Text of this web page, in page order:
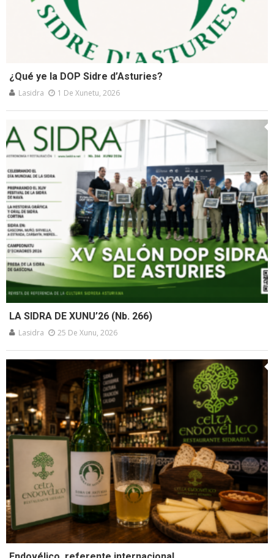
¿Qué ye la DOP Sidre d’Asturies?
Lasidra 1 De Xunetu, 2026
LA SIDRA DE XUNU’26 (Nb. 266)
Lasidra 25 De Xunu, 2026